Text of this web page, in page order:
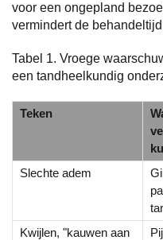
voor een ongepland
vermindert de
Tabel 1. Vroege
een tandheelkundig
Teken
Slechte adem
Kwijlen, "kauwen aan